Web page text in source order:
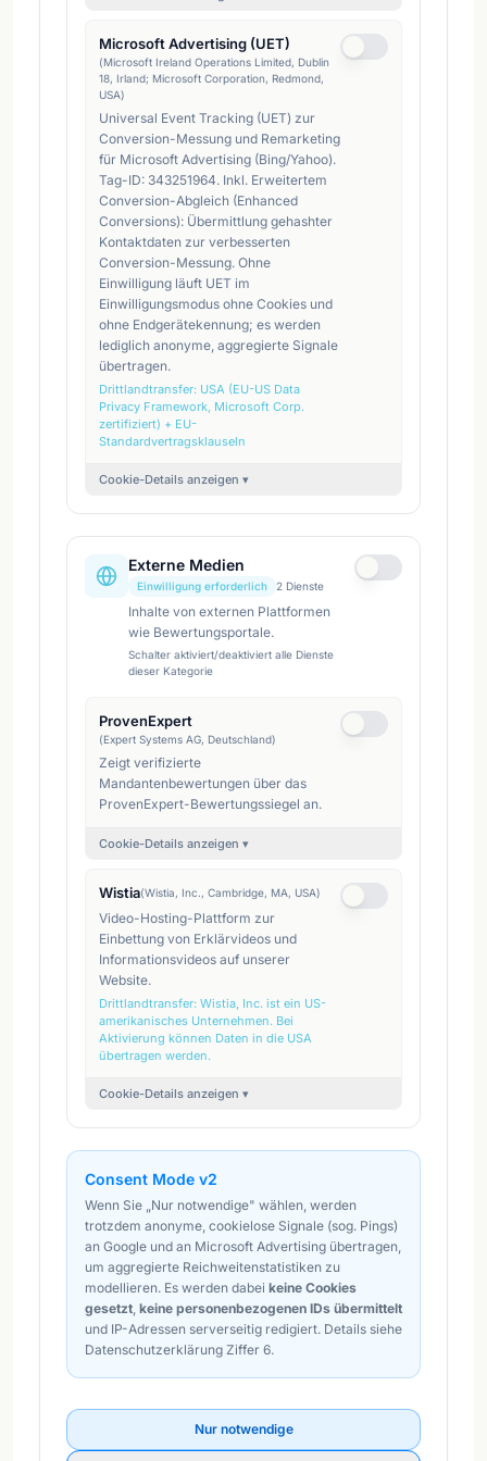
Microsoft Advertising (UET)
(Microsoft Ireland Operations Limited, Dublin
18, Irland; Microsoft Corporation, Redmond,
USA)
Universal Event Tracking (UET) zur
Conversion-Messung und Remarketing
für Microsoft Advertising (Bing/Yahoo).
Tag-ID: 343251964. Inkl. Erweitertem
Conversion-Abgleich (Enhanced
Conversions): Übermittlung gehashter
Kontaktdaten zur verbesserten
Conversion-Messung. Ohne
Einwilligung läuft UET im
Einwilligungsmodus ohne Cookies und
ohne Endgerätekennung; es werden
lediglich anonyme, aggregierte Signale
übertragen.
Drittlandtransfer: USA (EU-US Data
Privacy Framework, Microsoft Corp.
zertifiziert) + EU-
Standardvertragsklauseln
Cookie-Details anzeigen ▾
Externe Medien
Einwilligung erforderlich 2 Dienste
Inhalte von externen Plattformen
wie Bewertungsportale.
Schalter aktiviert/deaktiviert alle Dienste
dieser Kategorie
ProvenExpert
(Expert Systems AG, Deutschland)
Zeigt verifizierte
Mandantenbewertungen über das
ProvenExpert-Bewertungssiegel an.
Cookie-Details anzeigen ▾
Wistia(Wistia, Inc., Cambridge, MA, USA)
Video-Hosting-Plattform zur
Einbettung von Erklärvideos und
Informationsvideos auf unserer
Website.
Drittlandtransfer: Wistia, Inc. ist ein US-
amerikanisches Unternehmen. Bei
Aktivierung können Daten in die USA
übertragen werden.
Cookie-Details anzeigen ▾
Consent Mode v2
Wenn Sie „Nur notwendige" wählen, werden
trotzdem anonyme, cookielose Signale (sog. Pings)
an Google und an Microsoft Advertising übertragen,
um aggregierte Reichweitenstatistiken zu
modellieren. Es werden dabei keine Cookies
gesetzt, keine personenbezogenen IDs übermittelt
und IP-Adressen serverseitig redigiert. Details siehe
Datenschutzerklärung Ziffer 6.
Nur notwendige